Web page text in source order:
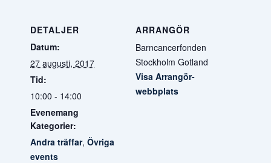
DETALJER
Datum:
27 augusti, 2017
Tid:
10:00 - 14:00
Evenemang
Kategorier:
Andra träffar, Övriga
events
ARRANGÖR
Barncancerfonden
Stockholm Gotland
Visa Arrangör-
webbplats